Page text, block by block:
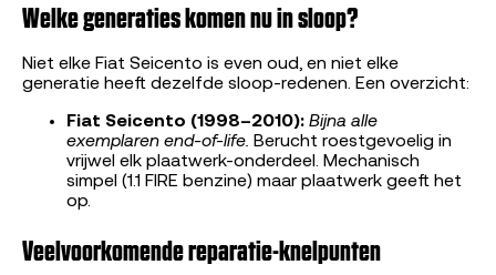
Welke generaties komen nu in sloop?
Niet elke Fiat Seicento is even oud, en niet elke
generatie heeft dezelfde sloop-redenen. Een overzicht:
Fiat Seicento (1998–2010): Bijna alle
exemplaren end-of-life. Berucht roestgevoelig in
vrijwel elk plaatwerk-onderdeel. Mechanisch
simpel (1.1 FIRE benzine) maar plaatwerk geeft het
op.
Veelvoorkomende reparatie-knelpunten